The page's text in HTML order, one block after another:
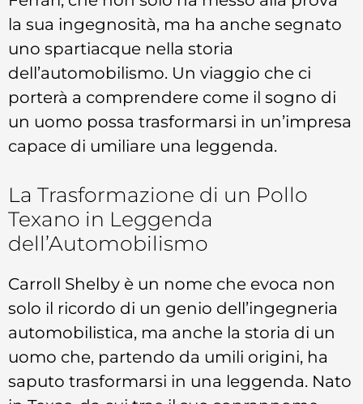
la sua ingegnosità, ma ha anche segnato
uno spartiacque nella storia
dell’automobilismo. Un viaggio che ci
porterà a comprendere come il sogno di
un uomo possa trasformarsi in un’impresa
capace di umiliare una leggenda.
La Trasformazione di un Pollo
Texano in Leggenda
dell’Automobilismo
Carroll Shelby è un nome che evoca non
solo il ricordo di un genio dell’ingegneria
automobilistica, ma anche la storia di un
uomo che, partendo da umili origini, ha
saputo trasformarsi in una leggenda. Nato